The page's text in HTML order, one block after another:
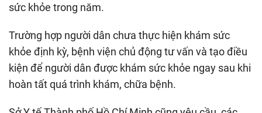
sức khỏe trong năm.
Trường hợp người dân chưa thực hiện khám sức
khỏe định kỳ, bệnh viện chủ động tư vấn và tạo điều
kiện để người dân được khám sức khỏe ngay sau khi
hoàn tất quá trình khám, chữa bệnh.